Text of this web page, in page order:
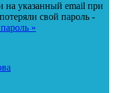
на указанный email при
свой пароль -
»